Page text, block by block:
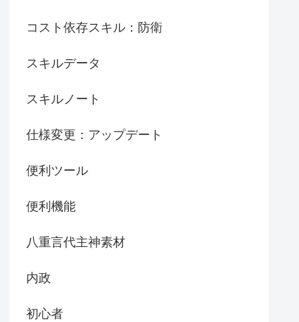
コスト依存スキル：防衛
スキルデータ
スキルノート
仕様変更：アップデート
便利ツール
便利機能
八重言代主神素材
内政
初心者